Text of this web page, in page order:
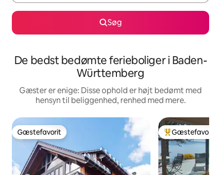
Søg
De bedst bedømte ferieboliger i Baden-
Württemberg
Gæster er enige: Disse ophold er højt bedømt med
hensyn til beliggenhed, renhed med mere.
Gæstefavorit
Gæstefavorit Bedste
Gæstefavorit